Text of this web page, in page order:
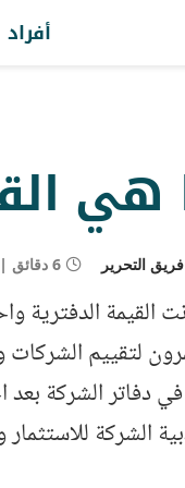
أفراد
هي
فريق التحرير 6 دقائق
القيمة الدفترية
لتقييم
دفاتر الشركة
الشركة